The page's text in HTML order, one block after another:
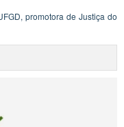
promotora de Justiça do